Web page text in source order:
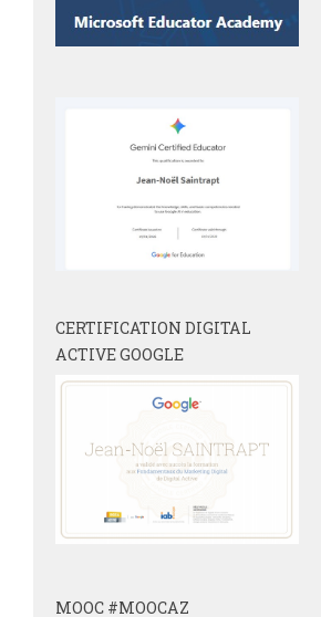
CERTIFICATION DIGITAL
ACTIVE GOOGLE
MOOC #MOOCAZ